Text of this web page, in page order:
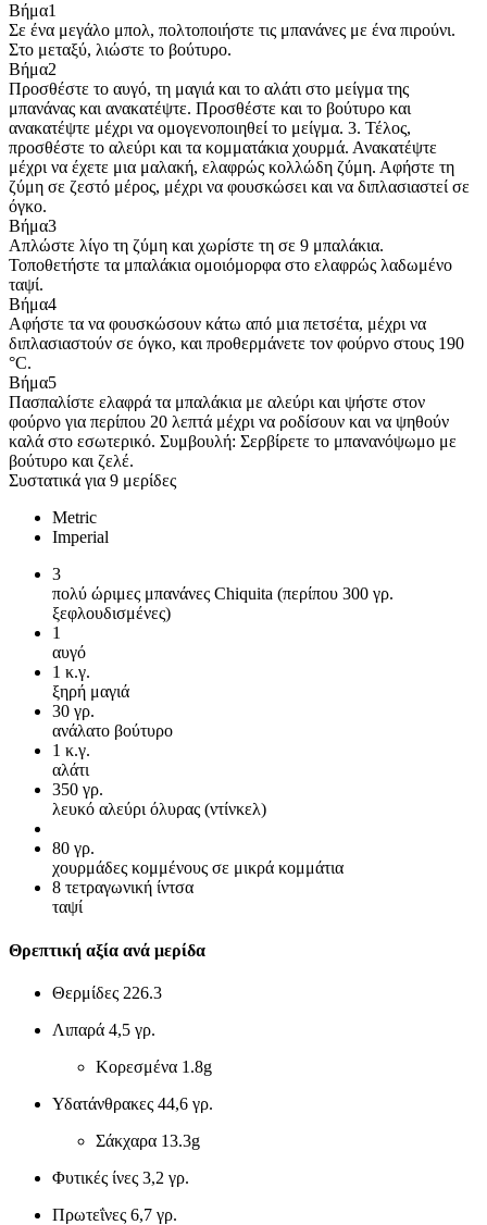
Βήμα1
Σε ένα μεγάλο μπολ, πολτοποιήστε τις μπανάνες με ένα πιρούνι.
Στο μεταξύ, λιώστε το βούτυρο.
Βήμα2
Προσθέστε το αυγό, τη μαγιά και το αλάτι στο μείγμα της
μπανάνας και ανακατέψτε. Προσθέστε και το βούτυρο και
ανακατέψτε μέχρι να ομογενοποιηθεί το μείγμα. 3. Τέλος,
προσθέστε το αλεύρι και τα κομματάκια χουρμά. Ανακατέψτε
μέχρι να έχετε μια μαλακή, ελαφρώς κολλώδη ζύμη. Αφήστε τη
ζύμη σε ζεστό μέρος, μέχρι να φουσκώσει και να διπλασιαστεί σε
όγκο.
Βήμα3
Απλώστε λίγο τη ζύμη και χωρίστε τη σε 9 μπαλάκια.
Τοποθετήστε τα μπαλάκια ομοιόμορφα στο ελαφρώς λαδωμένο
ταψί.
Βήμα4
Αφήστε τα να φουσκώσουν κάτω από μια πετσέτα, μέχρι να
διπλασιαστούν σε όγκο, και προθερμάνετε τον φούρνο στους 190
°C.
Βήμα5
Πασπαλίστε ελαφρά τα μπαλάκια με αλεύρι και ψήστε στον
φούρνο για περίπου 20 λεπτά μέχρι να ροδίσουν και να ψηθούν
καλά στο εσωτερικό. Συμβουλή: Σερβίρετε το μπανανόψωμο με
βούτυρο και ζελέ.
Συστατικά για 9 μερίδες
Metric
Imperial
3
πολύ ώριμες μπανάνες Chiquita (περίπου 300 γρ.
ξεφλουδισμένες)
1
αυγό
1 κ.γ.
ξηρή μαγιά
30 γρ.
ανάλατο βούτυρο
1 κ.γ.
αλάτι
350 γρ.
λευκό αλεύρι όλυρας (ντίνκελ)
80 γρ.
χουρμάδες κομμένους σε μικρά κομμάτια
8 τετραγωνική ίντσα
ταψί
Θρεπτική αξία ανά μερίδα
Θερμίδες 226.3
Λιπαρά 4,5 γρ.
Κορεσμένα 1.8g
Υδατάνθρακες 44,6 γρ.
Σάκχαρα 13.3g
Φυτικές ίνες 3,2 γρ.
Πρωτεΐνες 6,7 γρ.